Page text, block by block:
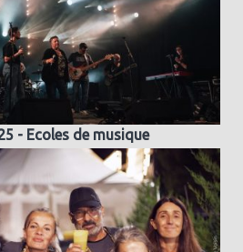
- Ecoles de musique